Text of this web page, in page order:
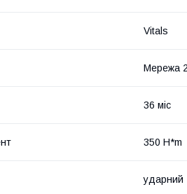
Vitals
Мережа
36 міс
350 H*m
ударний